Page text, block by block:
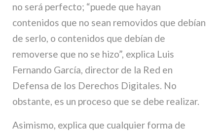
no será perfecto; “puede que hayan
contenidos que no sean removidos que debían
de serlo, o contenidos que debían de
removerse que no se hizo”, explica Luis
Fernando García, director de la Red en
Defensa de los Derechos Digitales. No
obstante, es un proceso que se debe realizar.
Asimismo, explica que cualquier forma de